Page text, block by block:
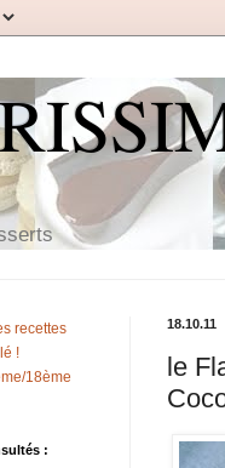
18.10.11
le
recettes
!
18ème
: